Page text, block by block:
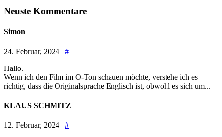
Neuste Kommentare
Simon
24. Februar, 2024 | #
Hallo.
Wenn ich den Film im O-Ton schauen möchte, verstehe ich es
richtig, dass die Originalsprache Englisch ist, obwohl es sich um...
KLAUS SCHMITZ
12. Februar, 2024 | #